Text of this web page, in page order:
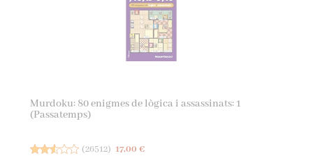
Murdoku: 80 enigmes de lògica i assassinats: 1
(Passatemps)
(26512) 17,00 €